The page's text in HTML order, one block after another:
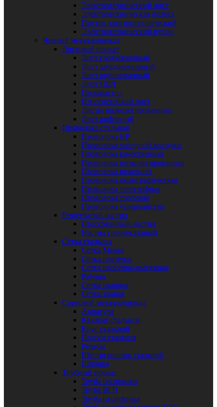
Электротехнический лист
Электротехническая полоса
Пруток электротехнический
Электротехнический рулон
Черный металлопрокат
Листовой прокат
Лист горячекатаный
Лист холоднокатаный
Лист оцинкованный
Лист ПВЛ
Профнастил
Износостойкий лист
Листы низколегированные
Лист рифленый
Проволока стальная
Проволока ВР
Проволока холодной высадки
Проволока качественная
Проволока низколегированная
Проволока вязальная
Проволока полиграфическая
Проволока телеграфная
Проволока торговая
Проволока углеродистая
Решетчатый настил
Прессованный настил
Настил горячекатаный
Сетка стальная
Сетка Манье
Сетка плетеная
Сетка просечно-вытяжная
Рабица
Сетка сварная
Сетка тканая
Сортовой металлопрокат
Арматура
Квадрат стальной
Круг стальной
Полоса стальная
Рельсы
Шестигранник стальной
Шпонка
Трубный прокат
Труба бесшовная
Труба ВГП
Труба газлифтная